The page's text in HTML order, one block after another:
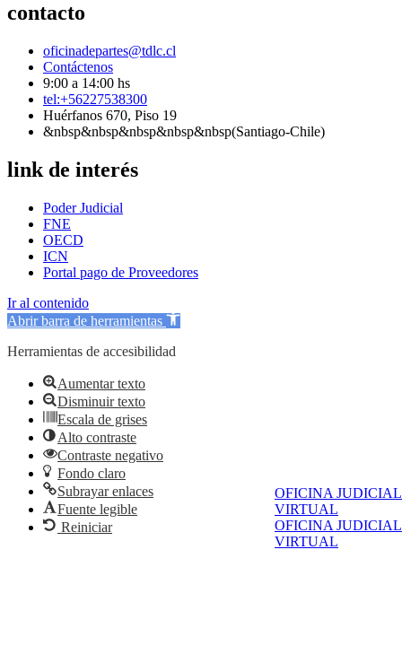
OFICINA JUDICIAL
VIRTUAL
OFICINA JUDICIAL
VIRTUAL
contacto
oficinadepartes@tdlc.cl
Contáctenos
9:00 a 14:00 hs
tel:+56227538300
Huérfanos 670, Piso 19
&nbsp&nbsp&nbsp&nbsp&nbsp(Santiago-Chile)
link de interés
Poder Judicial
FNE
OECD
ICN
Portal pago de Proveedores
Ir al contenido
Abrir barra de herramientas
Herramientas de accesibilidad
Aumentar texto
Disminuir texto
Escala de grises
Alto contraste
Contraste negativo
Fondo claro
Subrayar enlaces
Fuente legible
Reiniciar